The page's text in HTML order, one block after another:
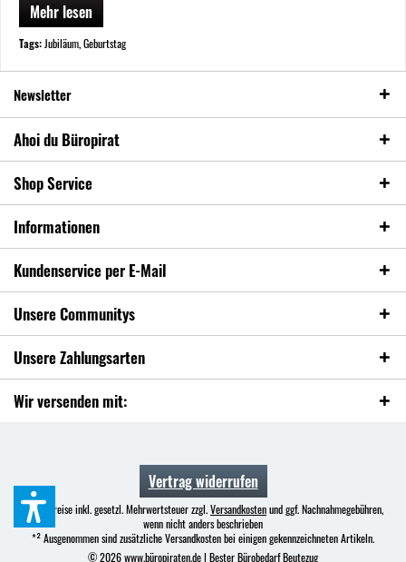
Mehr lesen
Tags: Jubiläum,Geburtstag
Newsletter
Ahoi du Büropirat
Shop Service
Informationen
Kundenservice per E-Mail
Unsere Communitys
Unsere Zahlungsarten
Wir versenden mit:
Vertrag widerrufen
* Alle Preise inkl. gesetzl. Mehrwertsteuer zzgl.Versandkostenund ggf. Nachnahmegebühren,
wenn nicht anders beschrieben
*² Ausgenommen sind zusätzliche Versandkosten bei einigen gekennzeichneten Artikeln.
© 2026 www.büropiraten.de | Bester Bürobedarf Beutezug